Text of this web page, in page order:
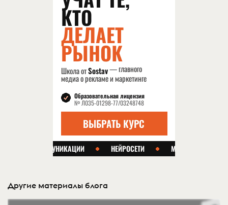
Другие материалы блога